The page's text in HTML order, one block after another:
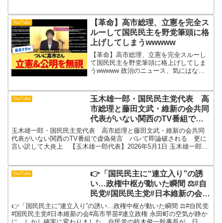
と、古川氏は国民民主党支持層の大半の
支持を得たほか...
YouTube
【革命】高市総理、立憲を完全ス
ルーして国民民主を野党筆頭に格
上げしてしまうwwwww
【革命】高市総理、立憲を完全スルーし
て国民民主を野党筆頭に格上げしてしま
うwwwww 政治のニュース、気にはなる
ていませんか？このチャンネルでは、政
治に関心がある忙しい...
YouTube
玉木雄一郎・国民民主党代表 高
市総理と藤田文武・維新の会共同
代表がいない関西のTV番組で虚
偽発言 バレて即論破される 更
に言い訳して大炎上 【玉木雄一
郎代表】2026年5月1日
玉木雄一郎・国民民主党代表 高市総理と藤田文武・維新の会共同
代表がいない関西のTV番組で虚偽発言 バレて即論破される 更に
言い訳して大炎上 【玉木雄一郎代表】2026年5月1日 玉木雄一郎・
YouTube
👉「国民民主に“連立入り”の誘
い…政権中枢が動いた瞬間 ⚖️#自
民党#国民民主党#日本維新の会#
高市早苗#連立政権
👉「国民民主に“連立入り”の誘い…政権中枢が動いた瞬間 ⚖️#自民党
#国民民主党#日本維新の会#高市早苗#連立政権 永田町の空気が静か